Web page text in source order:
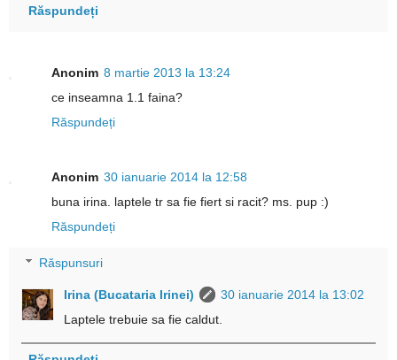
Răspundeți
Anonim 8 martie 2013 la 13:24
ce inseamna 1.1 faina?
Răspundeți
Anonim 30 ianuarie 2014 la 12:58
buna irina. laptele tr sa fie fiert si racit? ms. pup :)
Răspundeți
Răspunsuri
Irina (Bucataria Irinei)
30 ianuarie 2014 la 13:02
Laptele trebuie sa fie caldut.